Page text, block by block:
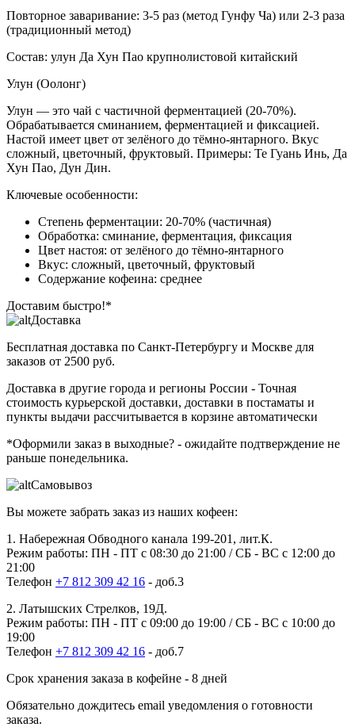
Повторное заваривание: 3-5 раз (метод Гунфу Ча) или 2-3 раза
(традиционный метод)
Состав: улун Да Хун Пао крупнолистовой китайский
Улун (Оолонг)
Улун — это чай с частичной ферментацией (20-70%).
Обрабатывается сминанием, ферментацией и фиксацией.
Настой имеет цвет от зелёного до тёмно-янтарного. Вкус
сложный, цветочный, фруктовый. Примеры: Те Гуань Инь, Да
Хун Пао, Дун Дин.
Ключевые особенности:
Степень ферментации: 20-70% (частичная)
Обработка: сминание, ферментация, фиксация
Цвет настоя: от зелёного до тёмно-янтарного
Вкус: сложный, цветочный, фруктовый
Содержание кофеина: среднее
Доставим быстро!*
Доставка
Бесплатная доставка по Санкт-Петербургу и Москве для
заказов от 2500 руб.
Доставка в другие города и регионы России - Точная
стоимость курьерской доставки, доставки в постаматы и
пункты выдачи рассчитывается в корзине автоматически
*Оформили заказ в выходные? - ожидайте подтверждение не
раньше понедельника.
Самовывоз
Вы можете забрать заказ из наших кофеен:
1. Набережная Обводного канала 199-201, лит.К.
Режим работы: ПН - ПТ с 08:30 до 21:00 / СБ - ВС с 12:00 до
21:00
Телефон +7 812 309 42 16 - доб.3
2. Латышских Стрелков, 19Д.
Режим работы: ПН - ПТ с 09:00 до 19:00 / СБ - ВС с 10:00 до
19:00
Телефон +7 812 309 42 16 - доб.7
Срок хранения заказа в кофейне - 8 дней
Обязательно дождитесь email уведомления о готовности
заказа.